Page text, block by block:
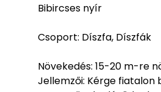
Bibircses nyír
Csoport: Díszfa, Díszfák
Növekedés: 15-20 m-re
Jellemzői: Kérge fiatalon